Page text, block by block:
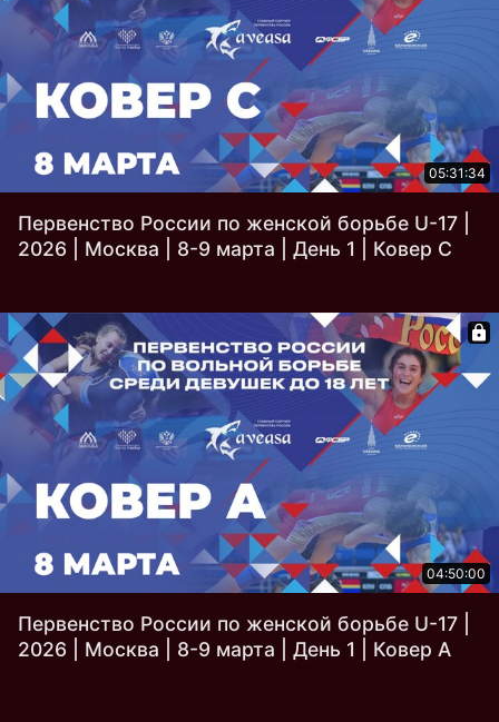
05:31:34
Первенство России по женской борьбе U-17 |
2026 | Москва | 8-9 марта | День 1 | Ковер C
04:50:00
Первенство России по женской борьбе U-17 |
2026 | Москва | 8-9 марта | День 1 | Ковер A